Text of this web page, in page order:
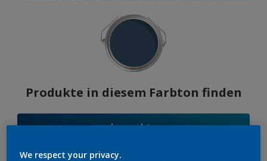
Produkte in diesem Farbton finden
Los gehts
We respect your privacy.